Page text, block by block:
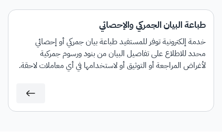
طباعة البيان الجمركي والإحصائي
خدمة إلكترونية توفر للمستفيد طباعة بيان جمركي أو إحصائي
محدد للاطلاع على تفاصيل البيان من بنود ورسوم جمركية
لأغراض المراجعة أو التوثيق أو لاستخدامها في أي معاملات لاحقة.